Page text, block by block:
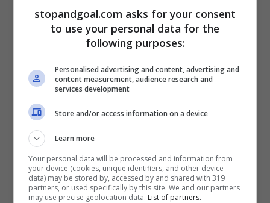
Tutte le news sulcalciomercato italiano
CLICCA QUI
stopandgoal.com asks for your consent
to use your personal data for the
following purposes:
Personalised advertising and content, advertising and
content measurement, audience research and
services development
Store and/or access information on a device
Learn more
Your personal data will be processed and information from
your device (cookies, unique identifiers, and other device
data) may be stored by, accessed by and shared with 319
partners, or used specifically by this site. We and our partners
may use precise geolocation data. List of partners.